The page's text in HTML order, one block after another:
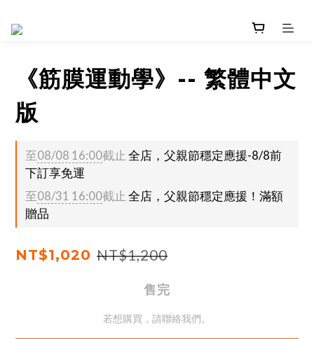
《筋膜運動學》-- 繁體中文
版
至08/08 16:00截止 全店，父親節穩定應援-8/8前
下訂享免運
至08/31 16:00截止 全店，父親節穩定應援！滿額
贈品
NT$1,020 NT$1,200
售完
若想購買，請聯絡我們。